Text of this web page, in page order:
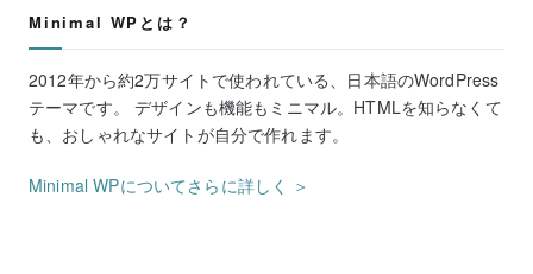
Minimal WPとは？
2012年から約2万サイトで使われている、日本語のWordPress
テーマです。 デザインも機能もミニマル。HTMLを知らなくて
も、おしゃれなサイトが自分で作れます。
Minimal WPについてさらに詳しく ＞